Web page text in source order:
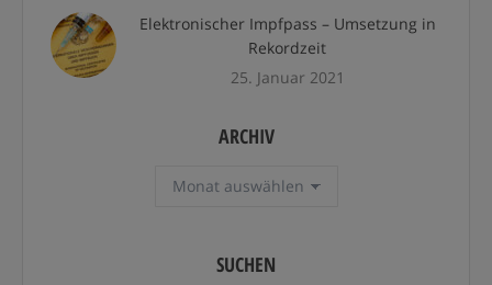
Elektronischer Impfpass – Umsetzung in
Rekordzeit
25. Januar 2021
ARCHIV
Archiv
SUCHEN